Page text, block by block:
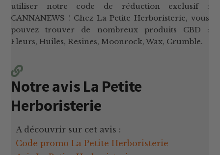
utiliser notre code de réduction exclusif :
CANNANEWS ! Chez La Petite Herboristerie, vous
pouvez trouver de nombreux produits CBD :
Fleurs, Huiles, Resines, Moonrock, Wax, Crumble.
Notre avis La Petite
Herboristerie
A découvrir sur cet avis :
Code promo La Petite Herboristerie